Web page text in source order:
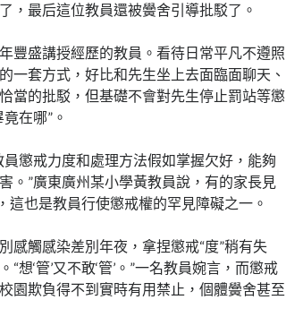
，最后這位教員還被黌舍引導批駁了。
豐盛講授經歷的教員。看待日常平凡不遵照
一套方式，好比和先生坐上去面臨面聊天、
當的批駁，但基礎不會對先生停止罰站等懲
在哪”。
懲戒力度和處理方法假如掌握欠好，能夠
。”廣東廣州某小學黃教員說，有的家長見
這也是教員行使懲戒權的罕見障礙之一。
感觸感染差別年夜，拿捏懲戒“度”稍有失
‘管’又不敢‘管’。”一名教員婉言，而懲戒
園欺負得不到實時有用禁止，個體黌舍甚至